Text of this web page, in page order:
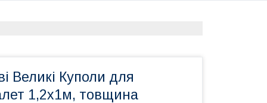
Великі Куполи для
1,2х1м, товщина